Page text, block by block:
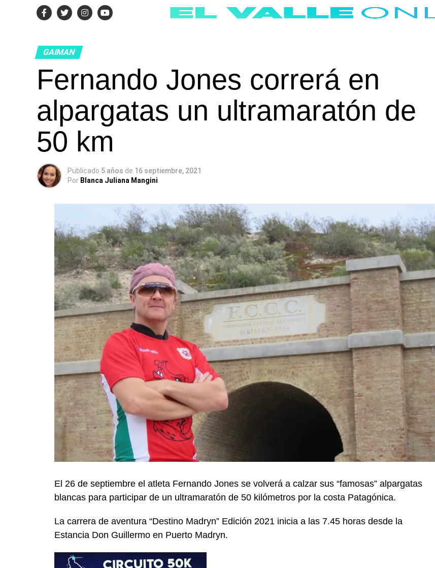
GAIMAN
Fernando Jones correrá en
alpargatas un ultramaratón de
50 km
Publicado 5 años de 16 septiembre, 2021
Por Blanca Juliana Mangini
El 26 de septiembre el atleta Fernando Jones se volverá a calzar sus “famosas” alpargatas
blancas para participar de un ultramaratón de 50 kilómetros por la costa Patagónica.
La carrera de aventura “Destino Madryn” Edición 2021 inicia a las 7.45 horas desde la
Estancia Don Guillermo en Puerto Madryn.